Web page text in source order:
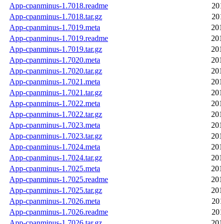
App-cpanminus-1.7018.readme
App-cpanminus-1.7018.tar.gz
App-cpanminus-1.7019.meta
App-cpanminus-1.7019.readme
App-cpanminus-1.7019.tar.gz
App-cpanminus-1.7020.meta
App-cpanminus-1.7020.tar.gz
App-cpanminus-1.7021.meta
App-cpanminus-1.7021.tar.gz
App-cpanminus-1.7022.meta
App-cpanminus-1.7022.tar.gz
App-cpanminus-1.7023.meta
App-cpanminus-1.7023.tar.gz
App-cpanminus-1.7024.meta
App-cpanminus-1.7024.tar.gz
App-cpanminus-1.7025.meta
App-cpanminus-1.7025.readme
App-cpanminus-1.7025.tar.gz
App-cpanminus-1.7026.meta
App-cpanminus-1.7026.readme